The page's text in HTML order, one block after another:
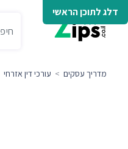
דלג לתוכן הראשי
מדריך עסקים > עורכי דין אזרחי